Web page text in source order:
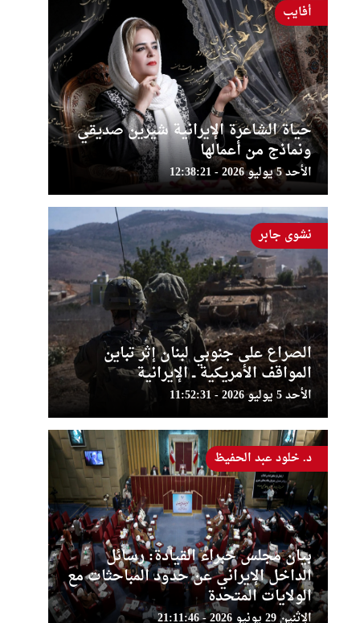
حياة الشاعرة الإيرانية شيرين صديقي
ونماذج من أعمالها
الأحد 5 يوليو 2026 - 12:38:21
أفايب
الصراع على جنوبي لبنان إثر تباين
المواقف الأمريكية ــ الإيرانية
الأحد 5 يوليو 2026 - 11:52:31
نشوى جابر
بيان مجلس خبراء القيادة: رسائل
الداخل الإيراني عن حدود المباحثات مع
الولايات المتحدة
الإثنين 29 يونيو 2026 - 21:11:46
د. خلود عبد الحفيظ